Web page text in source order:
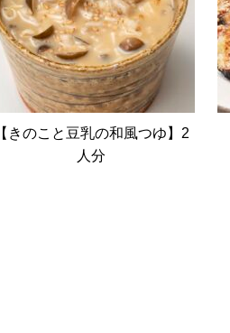
【きのこと豆乳の和風つゆ】2
人分